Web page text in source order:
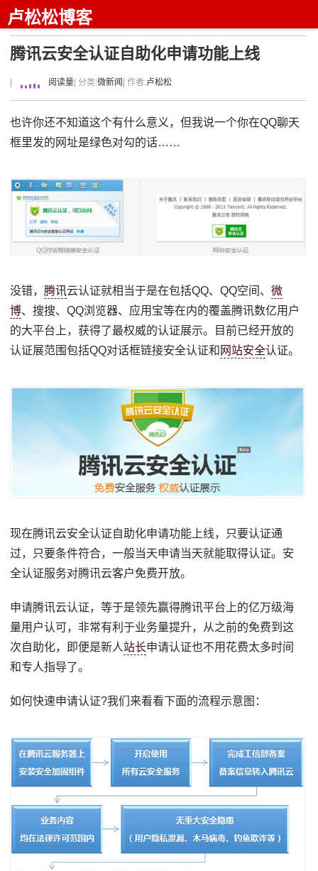
卢松松博客
腾讯云安全认证自助化申请功能上线
阅读量 | 分类:微新闻 | 作者:卢松松
也许你还不知道这个有什么意义，但我说一个你在QQ聊天
框里发的网址是绿色对勾的话……
没错， 腾讯云认证就相当于是在包括QQ、QQ空间、微
博、搜搜、QQ浏览器、应用宝等在内的覆盖腾讯数亿用户
的大平台上，获得了最权威的认证展示。目前已经开放的
认证展范围包括QQ对话框链接安全认证和 网站安全认证。
现在腾讯云安全认证自助化申请功能上线，只要认证通
过，只要条件符合，一般当天申请当天就能取得认证。安
全认证服务对腾讯云客户免费开放。
申请腾讯云认证，等于是领先赢得腾讯平台上的亿万级海
量用户认可，非常有利于业务量提升，从之前的免费到这
次自助化，即便是新人站长申请认证也不用花费太多时间
和专人指导了。
如何快速申请认证?我们来看看下面的流程示意图：